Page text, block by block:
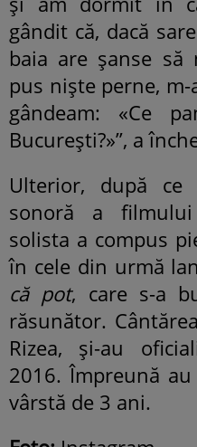
gândit că, dacă
baia are șanse să
pus niște perne,
gândeam: «Ce
București?»”, a
Ulterior, după
sonoră a filmului
solista a compus
în cele din urmă
că pot, care s-a
răsunător.
Rizea, și-au
2016. Împreună
vârstă de 3 ani.